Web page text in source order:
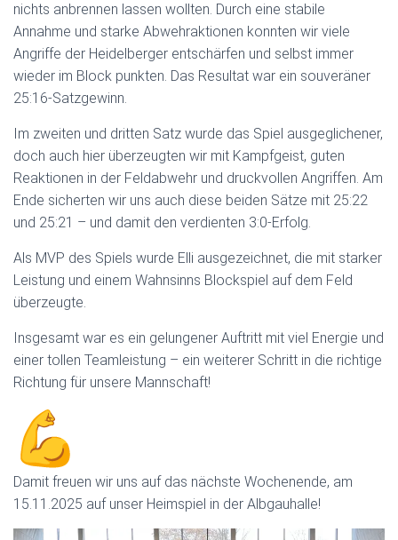
nichts anbrennen lassen wollten. Durch eine stabile
Annahme und starke Abwehraktionen konnten wir viele
Angriffe der Heidelberger entschärfen und selbst immer
wieder im Block punkten. Das Resultat war ein souveräner
25:16-Satzgewinn.
Im zweiten und dritten Satz wurde das Spiel ausgeglichener,
doch auch hier überzeugten wir mit Kampfgeist, guten
Reaktionen in der Feldabwehr und druckvollen Angriffen. Am
Ende sicherten wir uns auch diese beiden Sätze mit 25:22
und 25:21 – und damit den verdienten 3:0-Erfolg.
Als MVP des Spiels wurde Elli ausgezeichnet, die mit starker
Leistung und einem Wahnsinns Blockspiel auf dem Feld
überzeugte.
Insgesamt war es ein gelungener Auftritt mit viel Energie und
einer tollen Teamleistung – ein weiterer Schritt in die richtige
Richtung für unsere Mannschaft!
Damit freuen wir uns auf das nächste Wochenende, am
15.11.2025 auf unser Heimspiel in der Albgauhalle!